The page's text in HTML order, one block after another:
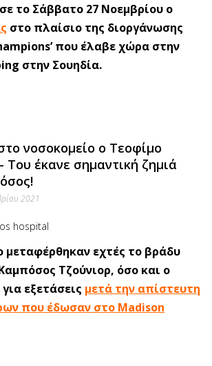
το Σάββατο 27 Νοεμβρίου ο
στο πλαίσιο της διοργάνωσης
που έλαβε χώρα στην
στην Σουηδία.
νοσοκομείο ο Τεοφίμο
Του έκανε σημαντική ζημιά
2021
μεταφέρθηκαν εχτές το βράδυ
Τζούνιορ, όσο και ο
εξετάσεις μετά την απίστευτη
που έδωσαν στο Madison